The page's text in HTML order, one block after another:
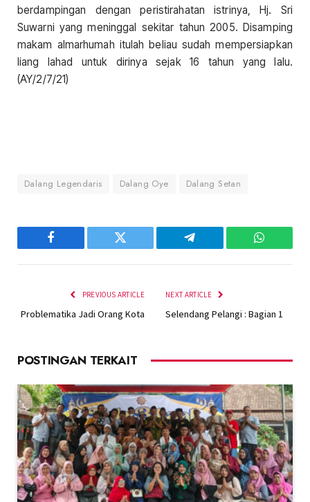
berdampingan dengan peristirahatan istrinya, Hj. Sri
Suwarni yang meninggal sekitar tahun 2005. Disamping
makam almarhumah itulah beliau sudah mempersiapkan
liang lahad untuk dirinya sejak 16 tahun yang lalu.
(AY/2/7/21)
Dalang Legendaris Dalang Oye Dalang Setan
Facebook Twitter Telegram
PREVIOUS ARTICLE
Problematika Jadi Orang Kota
NEXT ARTICLE
Selendang Pelangi : Bagian 1
POSTINGAN TERKAIT